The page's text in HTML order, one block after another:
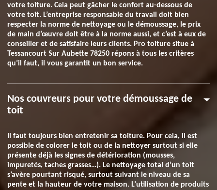
votre toiture. Cela peut gâcher le confort au-dessous de
votre toit. L’entreprise responsable du travail doit bien
respecter la norme de nettoyage ou le démoussage, le prix
de main d’œuvre doit être à la norme aussi, et c’est à eux de
conseiller et de satisfaire leurs clients. Pro toiture situe à
Tessancourt Sur Aubette 78250 répons à tous les critères
qu’il faut, il vous garantit un bon service.
Nos couvreurs pour votre démoussage de
toit
Il faut toujours bien entretenir sa toiture. Pour cela, il est
possible de colorer le toit ou de la nettoyer surtout si elle
présente déjà les signes de détérioration (mousses,
impuretés, taches grasses…). Le nettoyage total d’un toit
s’avère pourtant risqué, surtout suivant le niveau de sa
pente et la hauteur de votre maison. L’utilisation de produits